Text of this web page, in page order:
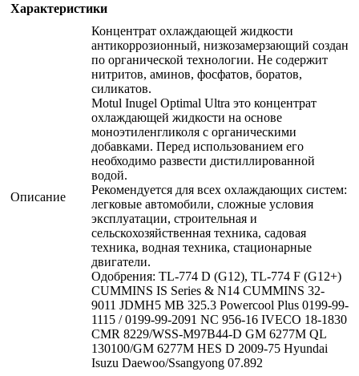
Характеристики
Описание
Концентрат охлаждающей жидкости
антикоррозионный, низкозамерзающий создан
по органической технологии. Не содержит
нитритов, аминов, фосфатов, боратов,
силикатов.
Motul Inugel Optimal Ultra это концентрат
охлаждающей жидкости на основе
моноэтиленгликоля с органическими
добавками. Перед использованием его
необходимо развести дистиллированной
водой.
Рекомендуется для всех охлаждающих систем:
легковые автомобили, сложные условия
эксплуатации, строительная и
сельскохозяйственная техника, садовая
техника, водная техника, стационарные
двигатели.
Одобрения: TL-774 D (G12), TL-774 F (G12+)
CUMMINS IS Series & N14 CUMMINS 32-
9011 JDMH5 MB 325.3 Powercool Plus 0199-99-
1115 / 0199-99-2091 NC 956-16 IVECO 18-1830
CMR 8229/WSS-M97B44-D GM 6277M QL
130100/GM 6277M HES D 2009-75 Hyundai
Isuzu Daewoo/Ssangyong 07.892